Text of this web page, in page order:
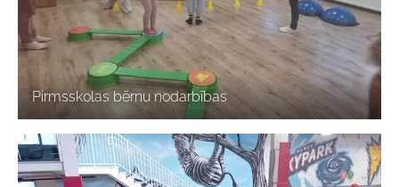
Pirmsskolas bērnu nodarbības